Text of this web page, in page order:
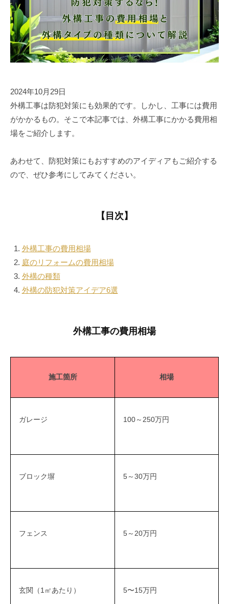
社
坂
田
巧
2024年10月29日
外構工事は防犯対策にも効果的です。しかし、工事には費用
がかかるもの。そこで本記事では、外構工事にかかる費用相
場をご紹介します。
あわせて、防犯対策にもおすすめのアイディアもご紹介する
ので、ぜひ参考にしてみてください。
【目次】
外構工事の費用相場
庭のリフォームの費用相場
外構の種類
外構の防犯対策アイデア6選
外構工事の費用相場
施工箇所 相場
ガレージ 100～250万円
ブロック塀 5～30万円
フェンス 5～20万円
玄関（1㎡あたり） 5〜15万円